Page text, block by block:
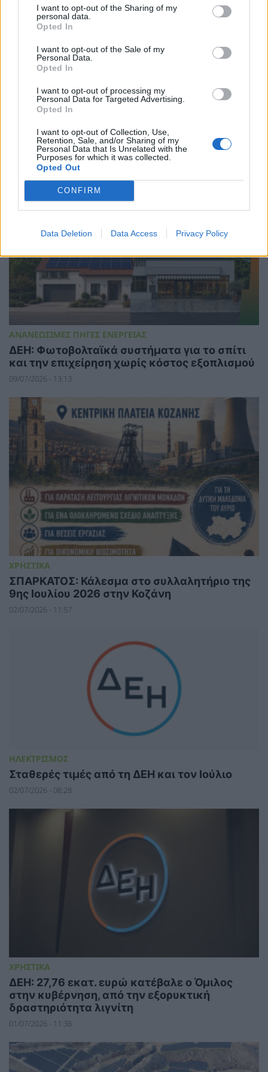
I want to opt-out of the Sharing of my
personal data.
Opted In
I want to opt-out of the Sale of my
Personal Data.
Opted In
I want to opt-out of processing my
Personal Data for Targeted Advertising.
Opted In
I want to opt-out of Collection, Use,
Retention, Sale, and/or Sharing of my
Personal Data that Is Unrelated with the
Purposes for which it was collected.
Opted Out
CONFIRM
Data Deletion Data Access Privacy Policy
ΚΑΤΑΣΚΕΥΕΣ
πρότυπου βιοκλιματικού κτιρίου στη
Λεωφόρο Μεσογείων
13/07/2026 - 10:57
ΑΝΑΝΕΩΣΙΜΕΣ ΠΗΓΕΣ ΕΝΕΡΓΕΙΑΣ
ΔΕΗ: Φωτοβολταϊκά συστήματα για το σπίτι
και την επιχείρηση χωρίς κόστος εξοπλισμού
09/07/2026 - 13:13
ΧΡΗΣΤΙΚΑ
ΣΠΑΡΚΑΤΟΣ: Κάλεσμα στο συλλαλητήριο της
9ης Ιουλίου 2026 στην Κοζάνη
02/07/2026 - 11:57
ΗΛΕΚΤΡΙΣΜΟΣ
Σταθερές τιμές από τη ΔΕΗ και τον Ιούλιο
02/07/2026 - 08:28
ΧΡΗΣΤΙΚΑ
ΔΕΗ: 27,76 εκατ. ευρώ κατέβαλε ο Όμιλος
στην κυβέρνηση, από την εξορυκτική
δραστηριότητα λιγνίτη
01/07/2026 - 11:38